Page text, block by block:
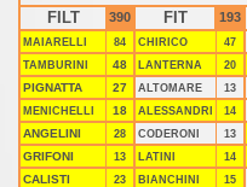
FILT 390 FIT 193
MAIARELLI 84 CHIRICO 47
TAMBURINI 48 LANTERNA 20
PIGNATTA 27 ALTOMARE 13
MENICHELLI 18 ALESSANDRI 14
ANGELINI
28 CODERONI 13
GRIFONI
13 LATINI 14
CALISTI
23 BIANCHINI 15